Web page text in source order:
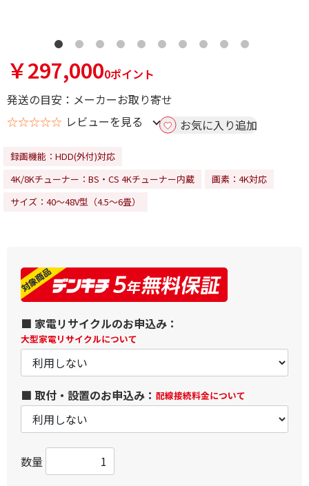
￥297,0000ポイント
発送の目安：メーカーお取り寄せ
☆☆☆☆☆ レビューを見る お気に入り追加
録画機能：HDD(外付)対応
4K/8Kチューナー：BS・CS 4Kチューナー内蔵
画素：4K対応
サイズ：40～48V型（4.5～6畳）
■ 家電リサイクルのお申込み：
大型家電リサイクルについて
■ 取付・設置のお申込み： 配線接続料金について
数量